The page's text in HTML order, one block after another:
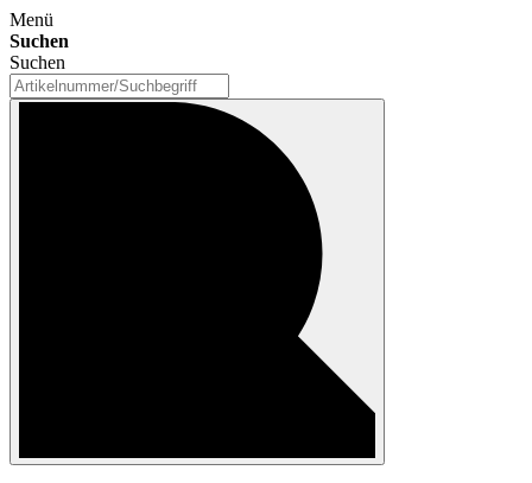
Menü
Suchen
Suchen